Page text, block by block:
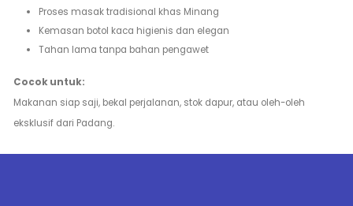
Proses masak tradisional khas Minang
Kemasan botol kaca higienis dan elegan
Tahan lama tanpa bahan pengawet
Cocok untuk:
Makanan siap saji, bekal perjalanan, stok dapur, atau oleh-oleh
eksklusif dari Padang.